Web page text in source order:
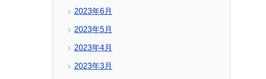
2023年6月
2023年5月
2023年4月
2023年3月